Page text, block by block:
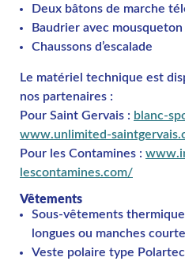
Deux bâtons de marche
Baudrier avec mousqueton
Chaussons d’escalade
Le matériel technique est
nos partenaires :
Pour Saint Gervais : blanc-
www.unlimited-
Pour les Contamines :
lescontamines.com/
Vêtements
Sous-vêtements
longues ou manches
Veste polaire type